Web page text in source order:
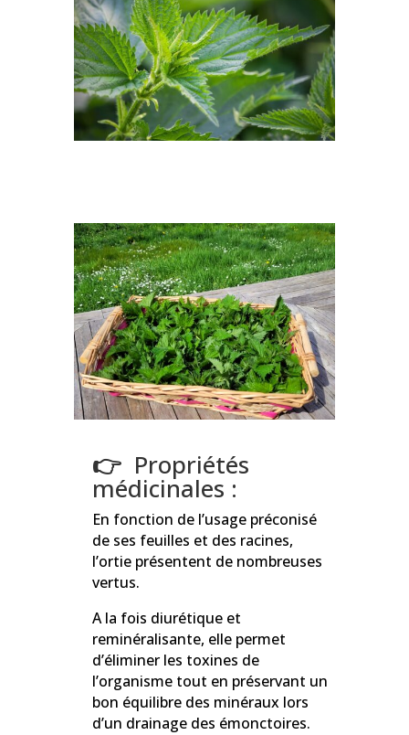
👉 Propriétés
médicinales :
En fonction de l’usage préconisé
de ses feuilles et des racines,
l’ortie présentent de nombreuses
vertus.
A la fois diurétique et
reminéralisante, elle permet
d’éliminer les toxines de
l’organisme tout en préservant un
bon équilibre des minéraux lors
d’un drainage des émonctoires.